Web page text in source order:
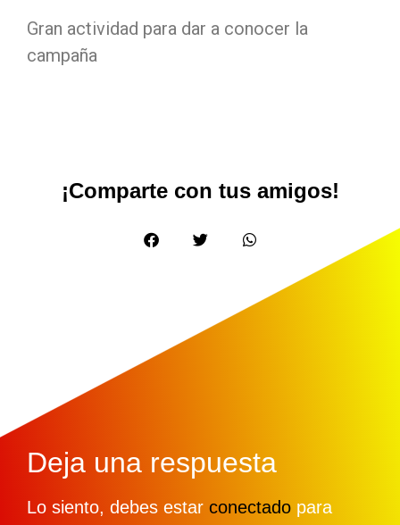
Gran actividad para dar a conocer la
campaña
¡Comparte con tus amigos!
Deja una respuesta
Lo siento, debes estar conectado para